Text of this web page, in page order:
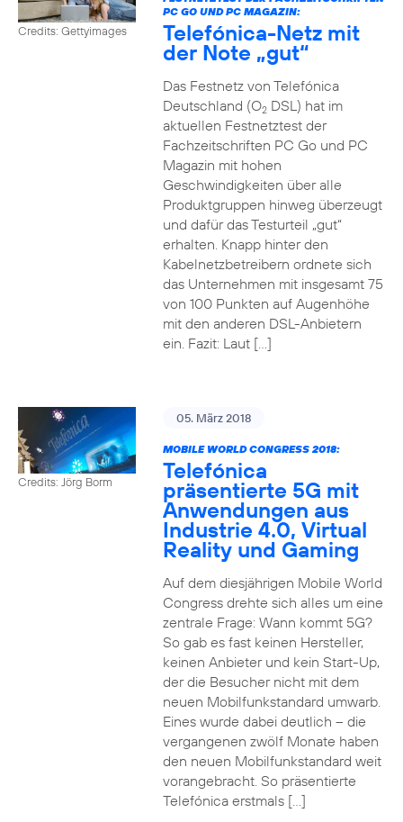
Credits: Gettyimages
PC GO UND PC MAGAZIN:
Telefónica-Netz mit
der Note „gut“
Das Festnetz von Telefónica
Deutschland (O2DSL) hat im
aktuellen Festnetztest der
Fachzeitschriften PC Go und PC
Magazin mit hohen
Geschwindigkeiten über alle
Produktgruppen hinweg überzeugt
und dafür das Testurteil „gut“
erhalten. Knapp hinter den
Kabelnetzbetreibern ordnete sich
das Unternehmen mit insgesamt 75
von 100 Punkten auf Augenhöhe
mit den anderen DSL-Anbietern
ein. Fazit: Laut […]
Credits: Jörg Borm
05. März 2018
MOBILE WORLD CONGRESS 2018:
Telefónica
präsentierte 5G mit
Anwendungen aus
Industrie 4.0, Virtual
Reality und Gaming
Auf dem diesjährigen Mobile World
Congress drehte sich alles um eine
zentrale Frage: Wann kommt 5G?
So gab es fast keinen Hersteller,
keinen Anbieter und kein Start-Up,
der die Besucher nicht mit dem
neuen Mobilfunkstandard umwarb.
Eines wurde dabei deutlich – die
vergangenen zwölf Monate haben
den neuen Mobilfunkstandard weit
vorangebracht. So präsentierte
Telefónica erstmals […]